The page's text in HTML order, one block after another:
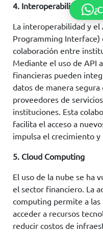
4. Interoperabilidad y
La interoperabilidad y
Programming Interface)
colaboración entre
Mediante el uso de API
financieras pueden
datos de manera
proveedores de
instituciones. Esta
facilita el acceso a
impulsa el crecimiento
5. Cloud Computing
El uso de la nube se ha
el sector financiero. La
computing permite a
acceder a recursos
reducir costos de